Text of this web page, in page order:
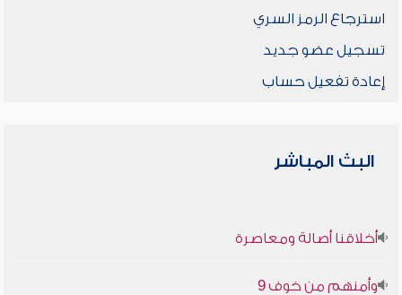
استرجاع الرمز السري
تسجيل عضو جديد
إعادة تفعيل حساب
البث المباشر
أخلاقنا أصالة ومعاصرة
وأمنهم من خوف 9